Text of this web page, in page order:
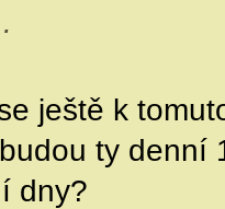
ještě k
ty denní
dny?